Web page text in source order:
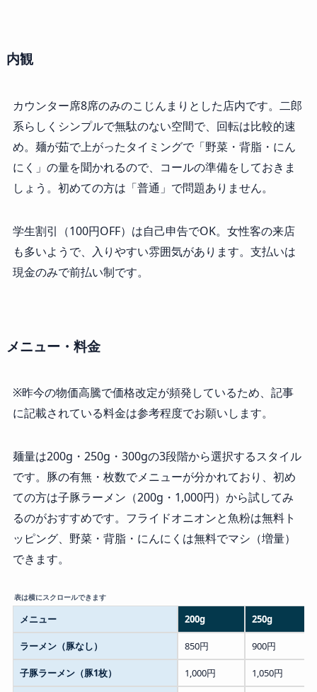
内観
カウンター席8席のみのこじんまりとした店内です。二郎
系らしくシンプルで無駄のない空間で、回転は比較的速
め。麺が茹で上がったタイミングで「野菜・背脂・にん
にく」の量を聞かれるので、コールの準備をしておきま
しょう。初めての方は「普通」で問題ありません。
学生割引（100円OFF）は自己申告でOK。女性客の来店
も多いようで、入りやすい雰囲気があります。支払いは
現金のみで前払い制です。
メニュー・料金
※昨今の物価高騰で価格改定が頻発しているため、記事
に記載されている料金は参考程度でお願いします。
麺量は200g・250g・300gの3段階から選択するスタイル
です。豚の有無・枚数でメニューが分かれており、初め
ての方は子豚ラーメン（200g・1,000円）から試してみ
るのがおすすめです。フライドオニオンと魚粉は無料ト
ッピング、野菜・背脂・にんにくは無料でマシ（増量）
できます。
メニュー 200g 250g
ラーメン（豚なし） 850円 900円
子豚ラーメン（豚1枚） 1,000円 1,050円